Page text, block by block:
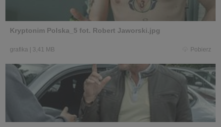
Kryptonim Polska_5 fot. Robert Jaworski.jpg
grafika 3,41 MB Pobierz